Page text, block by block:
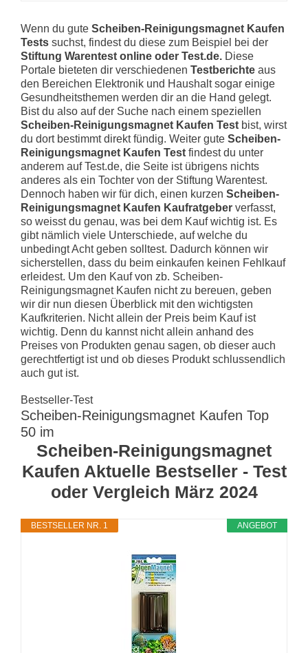
Wenn du gute Scheiben-Reinigungsmagnet Kaufen
Tests suchst, findest du diese zum Beispiel bei der
Stiftung Warentest online oder Test.de. Diese
Portale bieteten dir verschiedenen Testberichte aus
den Bereichen Elektronik und Haushalt sogar einige
Gesundheitsthemen werden dir an die Hand gelegt.
Bist du also auf der Suche nach einem speziellen
Scheiben-Reinigungsmagnet Kaufen Test bist, wirst
du dort bestimmt direkt fündig. Weiter gute Scheiben-
Reinigungsmagnet Kaufen Test findest du unter
anderem auf Test.de, die Seite ist übrigens nichts
anderes als ein Tochter von der Stiftung Warentest.
Dennoch haben wir für dich, einen kurzen Scheiben-
Reinigungsmagnet Kaufen Kaufratgeber verfasst,
so weisst du genau, was bei dem Kauf wichtig ist. Es
gibt nämlich viele Unterschiede, auf welche du
unbedingt Acht geben solltest. Dadurch können wir
sicherstellen, dass du beim einkaufen keinen Fehlkauf
erleidest. Um den Kauf von zb. Scheiben-
Reinigungsmagnet Kaufen nicht zu bereuen, geben
wir dir nun diesen Überblick mit den wichtigsten
Kaufkriterien. Nicht allein der Preis beim Kauf ist
wichtig. Denn du kannst nicht allein anhand des
Preises von Produkten genau sagen, ob dieser auch
gerechtfertigt ist und ob dieses Produkt schlussendlich
auch gut ist.
Bestseller-Test
Scheiben-Reinigungsmagnet Kaufen Top
50 im
Scheiben-Reinigungsmagnet
Kaufen Aktuelle Bestseller - Test
oder Vergleich März 2024
ANGEBOT
BESTSELLER NR. 1